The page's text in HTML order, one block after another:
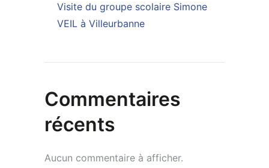
Visite du groupe scolaire Simone
VEIL à Villeurbanne
Commentaires
récents
Aucun commentaire à afficher.